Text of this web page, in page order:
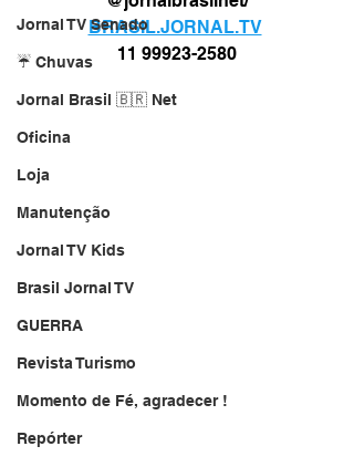
Jornal TV Senado
☔ Chuvas
Jornal Brasil 🇧🇷 Net
Oficina
Loja
Manutenção
Jornal TV Kids
Brasil Jornal TV
GUERRA
Revista Turismo
Momento de Fé, agradecer !
Repórter
BRASIL.JORNAL.TV
11 99923-2580